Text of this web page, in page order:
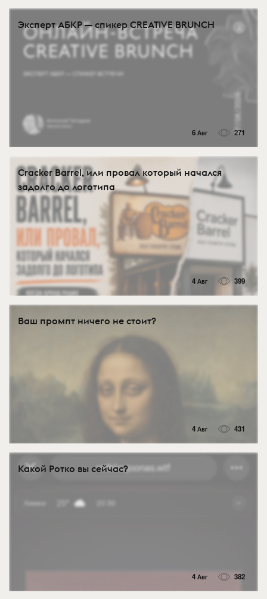
Эксперт АБКР — спикер CREATIVE BRUNCH
6 Авг 271
Cracker Barrel, или провал который начался
задолго до логотипа
4 Авг 399
Ваш промпт ничего не стоит?
4 Авг 431
Какой Ротко вы сейчас?
4 Авг 382